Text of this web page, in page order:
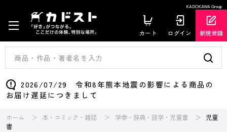
KADOKAWA Group
カート ログイン 新規登録
2026/07/29 令和8年熊本地震の影響による商品の
お届け遅延につきまして
ホーム 本・コミック・雑誌 学参・辞典・語学・児童書
児童
書